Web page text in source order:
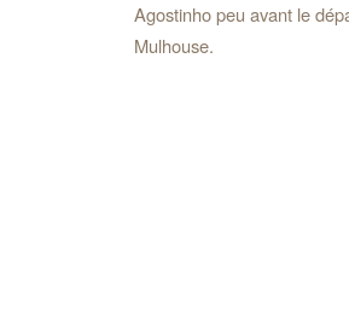
Agostinho peu avant le
Mulhouse.